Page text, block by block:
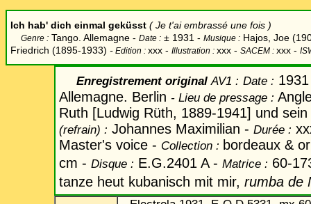
Ich hab' dich einmal geküsst ( Je t'ai embrassé une fois )
Genre : Tango. Allemagne - Date : ± 1931 - Musique : Hajos, Joe
Friedrich (1895-1933) - Edition : xxx - Illustration : xxx - SACEM : xxx -
Enregistrement originalAV1 : Date : 1931
Allemagne. Berlin - Lieu de pressage :
Ruth [Ludwig Rüth, 1889-1941] und
(refrain) : Johannes Maximilian - Durée :
Master's voice - Collection : bordeaux &
cm - Disque : E.G.2401 A - Matrice : 60-
tanze heut kubanisch mit mir, rumba de